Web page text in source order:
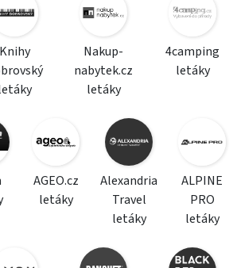
Knihy
Nakup-
nabytek.cz
letáky
4camping
letáky
AGEO.cz
letáky
Alexandria
Travel
letáky
ALPINE
PRO
letáky